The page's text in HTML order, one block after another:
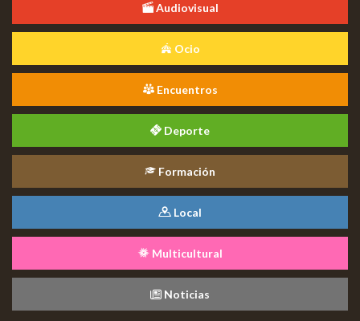
Audiovisual
Ocio
Encuentros
Deporte
Formación
Local
Multicultural
Noticias